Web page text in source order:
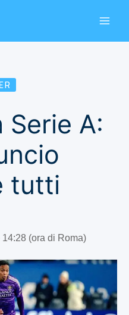
Serie A:
tutti
(ora di Roma)